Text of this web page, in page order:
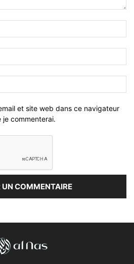
et site web dans ce navigateur
je commenterai.